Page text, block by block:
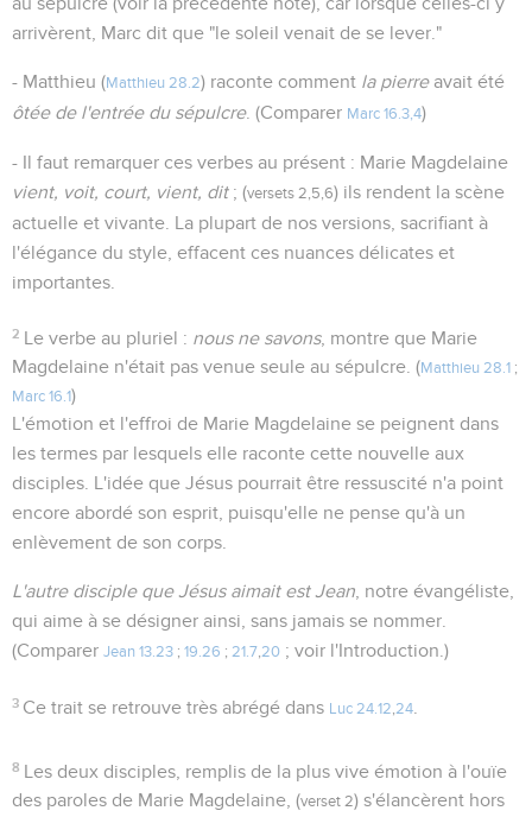
arrivèrent, Marc dit que "le soleil venait de se lever."
- Matthieu (Matthieu 28.2) raconte comment la pierreavait été
ôtée de l'entrée du sépulcre. (Comparer Marc 16.3,4)
- Il faut remarquer ces verbes au présent : Marie Magdelaine
vient, voit, court, vient, dit; (versets 2,5,6) ils rendent la scène
actuelle et vivante. La plupart de nos versions, sacrifiant à
l'élégance du style, effacent ces nuances délicates et
importantes.
2 Le verbe au pluriel : nous ne savons, montre que Marie
Magdelaine n'était pas venue seule au sépulcre. (Matthieu 28.1 ;
Marc 16.1)
L'émotion et l'effroi de Marie Magdelaine se peignent dans
les termes par lesquels elle raconte cette nouvelle aux
disciples. L'idée que Jésus pourrait être ressuscité n'a point
encore abordé son esprit, puisqu'elle ne pense qu'à un
enlèvement de son corps.
L'autre disciple que Jésus aimait est Jean , notre évangéliste,
qui aime à se désigner ainsi, sans jamais se nommer.
(Comparer Jean 13.23 ; 19.26 ; 21.7 20 ; voir l'Introduction.)
3 Ce trait se retrouve très abrégé dans Luc 24.12 24
8 Les deux disciples, remplis de la plus vive émotion à l'ouïe
des paroles de Marie Magdelaine, (verset 2) s'élancèrent hors